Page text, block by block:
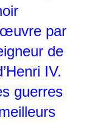
par
de
IV.
guerres